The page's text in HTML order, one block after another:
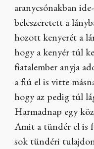
aranycsónakban
beleszeretett a
hozott kenyerét a
hogy a kenyér túl
fiatalember anyja
a fiú el is vitte
hogy az pedig túl
Harmadnap egy
Amit a tündér el is
sok tündéri